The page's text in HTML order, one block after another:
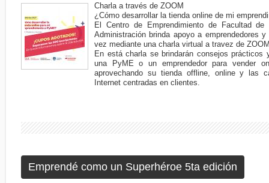
Charla a través de ZOOM
¿Cómo desarrollar la tienda online de mi
El Centro de Emprendimiento de Facultad
Administración brinda apoyo a emprendedores
vez mediante una charla virtual a travez de
En está charla se brindarán consejos prácticos
una PyME o un emprendedor para vender
aprovechando su tienda offline, online y las
Internet centradas en clientes.
Emprendé como un Superhéroe 5ta edición